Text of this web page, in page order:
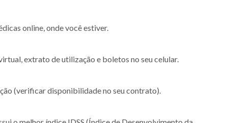
online, onde você estiver.
extrato de utilização e boletos no seu celular.
(verificar disponibilidade no seu contrato).